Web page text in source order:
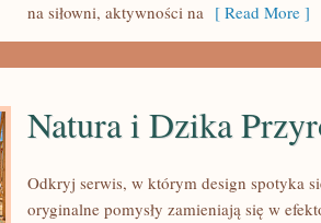
na siłowni, aktywności na [ Read More ]
Natura i Dzika
Odkryj serwis, w którym design spotyka
oryginalne pomysły zamieniają się w